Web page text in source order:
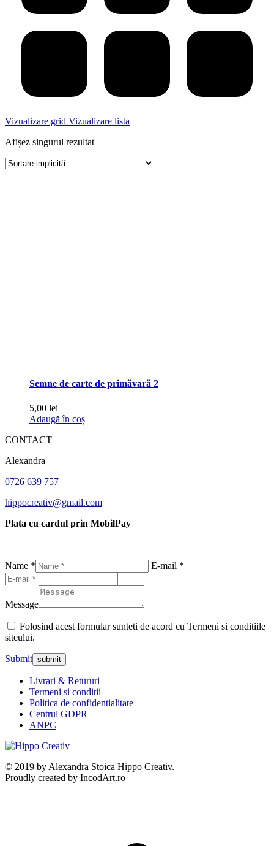
Vizualizare grid Vizualizare lista
Afișez singurul rezultat
Semne de carte de primăvară 2
5,00 lei
Adaugă în coș
CONTACT
Alexandra
0726 639 757
hippocreativ@gmail.com
Plata cu cardul prin MobilPay
Name * E-mail *
Message
Folosind acest formular sunteti de acord cu Termeni si conditiile
siteului.
Submit
Livrari & Retururi
Termeni si conditii
Politica de confidentialitate
Centrul GDPR
ANPC
© 2019 by Alexandra Stoica Hippo Creativ.
Proudly created by IncodArt.ro